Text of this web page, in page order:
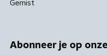
Gemist
Abonneer je op